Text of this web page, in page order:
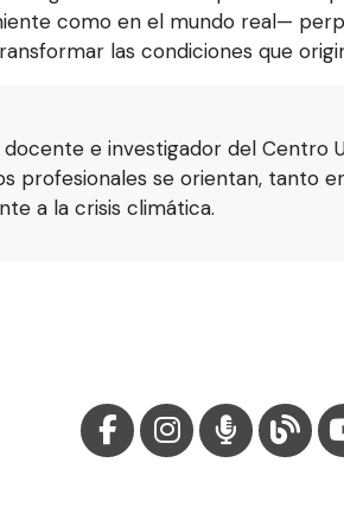
como en el mundo real—
las condiciones que
e investigador del Centro
profesionales se orientan, tanto
a la crisis climática.